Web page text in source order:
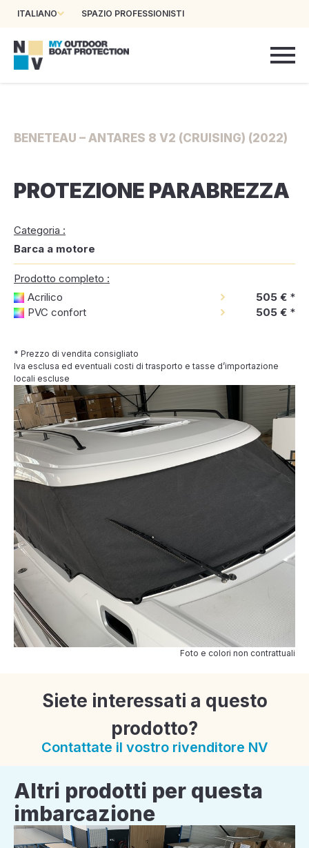
ITALIANO SPAZIO PROFESSIONISTI
BENETEAU – ANTARES 8 V2 (CRUISING) (2022)
PROTEZIONE PARABREZZA
Categoria :
Barca a motore
Prodotto completo :
Acrilico
505 € *
PVC confort
505 € *
* Prezzo di vendita consigliato
Iva esclusa ed eventuali costi di trasporto e tasse d’importazione
locali escluse
Foto e colori non contrattuali
Siete interessati a questo
prodotto?
Contattate il vostro rivenditore NV
Altri prodotti per questa
imbarcazione